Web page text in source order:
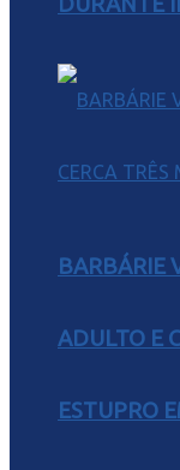
BARBÁRIE
ADULTO E
ESTUPRO